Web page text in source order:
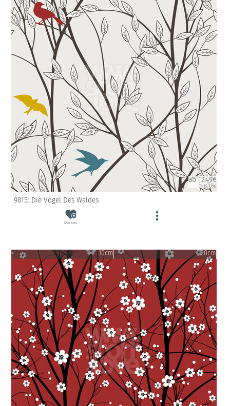
ab 12.49€
(inkl. USt)
9815: Die Vögel Des Waldes
Merken
10cm 20cm